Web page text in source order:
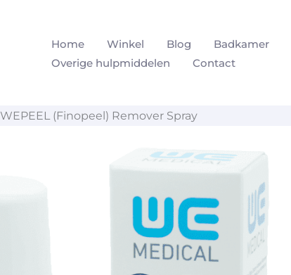
Home Winkel Blog Badkamer
Overige hulpmiddelen
Contact
WEPEEL (Finopeel) Remover Spray